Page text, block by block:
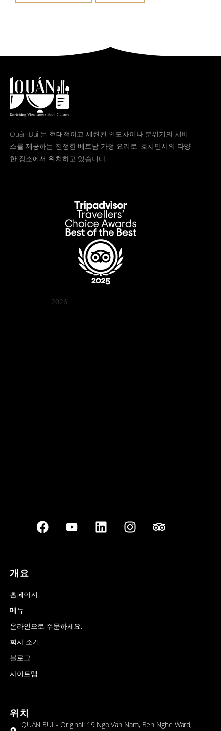
Quán Bụi 는 현대적이고 세련된 인도차이나 분위기의 서비
스를 제공하는 진정한 베트남 가정 요리로, 호치민시의 다양
한 장소에서 위치하고 있습니다.
2026
개요
홈페이지
메뉴
온라인으로 주문하세요.
회사 소개
블로그
사이트맵
위치
QUÁN BỤI - Original: 19 Ngo Van Nam, Ben Nghe Ward,